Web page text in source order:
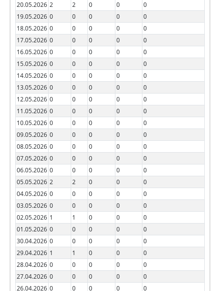
20.05.2026 2 2 0 0
0
19.05.2026 0 0 0 0
0
18.05.2026 0 0 0 0
0
17.05.2026 0 0 0 0
0
16.05.2026 0 0 0 0
0
15.05.2026 0 0 0 0
0
14.05.2026 0 0 0 0
0
13.05.2026 0 0 0 0
0
12.05.2026 0 0 0 0
0
11.05.2026 0 0 0 0
0
10.05.2026 0 0 0 0
0
09.05.2026 0 0 0 0
0
08.05.2026 0 0 0 0
0
07.05.2026 0 0 0 0
0
06.05.2026 0 0 0 0
0
05.05.2026 2 2 0 0
0
04.05.2026 0 0 0 0
0
03.05.2026 0 0 0 0
0
02.05.2026 1 1 0 0
0
01.05.2026 0 0 0 0
0
30.04.2026 0 0 0 0
0
29.04.2026 1 1 0 0
0
28.04.2026 0 0 0 0
0
27.04.2026 0 0 0 0
0
26.04.2026 0 0 0 0 0